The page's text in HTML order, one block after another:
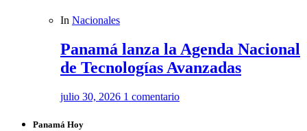
In Nacionales
Panamá lanza la Agenda Nacional
de Tecnologías Avanzadas
julio 30, 2026 1 comentario
Panamá Hoy